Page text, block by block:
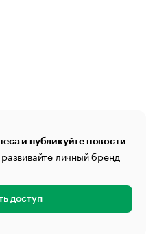
и публикуйте новости
личный бренд
доступ